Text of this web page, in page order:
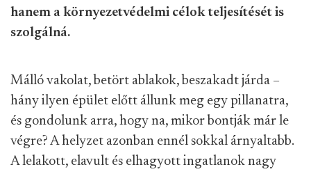
hanem a környezetvédelmi célok teljesítését is
szolgálná.
Málló vakolat, betört ablakok, beszakadt járda –
hány ilyen épület előtt állunk meg egy pillanatra,
és gondolunk arra, hogy na, mikor bontják már le
végre? A helyzet azonban ennél sokkal árnyaltabb.
A lelakott, elavult és elhagyott ingatlanok nagy